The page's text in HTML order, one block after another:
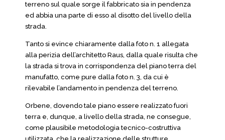
terreno sul quale sorge il fabbricato sia in pendenza
ed abbia una parte di esso al disotto del livello della
strada.
Tanto si evince chiaramente dalla foto n. 1 allegata
alla perizia dell’architetto Raus, dalla quale risulta che
la strada si trova in corrispondenza del piano terra del
manufatto, come pure dalla foto n. 3, da cui è
rilevabile l’andamento in pendenza del terreno.
Orbene, dovendo tale piano essere realizzato fuori
terra e, dunque, a livello della strada, ne consegue,
come plausibile metodologia tecnico-costruttiva